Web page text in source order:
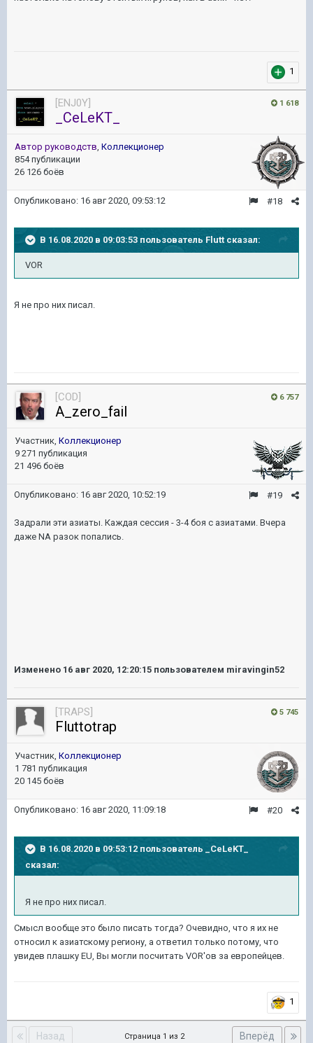
1
1 618
[ENJ0Y]
_CeLeKT_
Автор руководств, Коллекционер
854 публикации
26 126 боёв
#18
Опубликовано: 16 авг 2020, 09:53:12
В 16.08.2020 в 09:03:53 пользователь Flutt сказал:
VOR
Я не про них писал.
6 757
[COD]
A_zero_fail
Участник, Коллекционер
9 271 публикация
21 496 боёв
#19
Опубликовано: 16 авг 2020, 10:52:19
Задрали эти азиаты. Каждая сессия - 3-4 боя с азиатами. Вчера
даже NA разок попались.
Изменено 16 авг 2020, 12:20:15 пользователем miravingin52
5 745
[TRAPS]
Fluttotrap
Участник, Коллекционер
1 781 публикация
20 145 боёв
#20
Опубликовано: 16 авг 2020, 11:09:18
В 16.08.2020 в 09:53:12 пользователь
_CeLeKT_
сказал:
Я не про них писал.
Смысл вообще это было писать тогда? Очевидно, что я их не
относил к азиатскому региону, а ответил только потому, что
увидев плашку EU, Вы могли посчитать VOR'ов за европейцев.
1
Назад Вперёд
Страница 1 из 2